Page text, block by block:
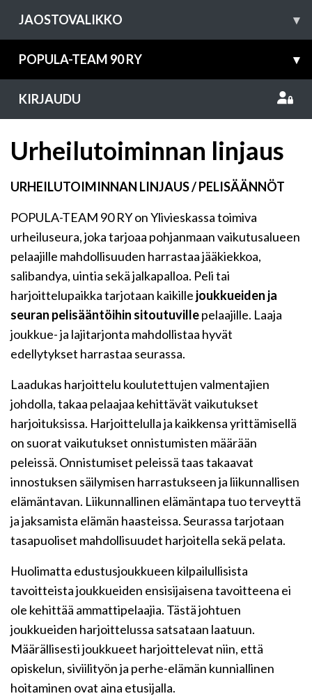
JAOSTOVALIKKO ▾
POPULA-TEAM 90 RY ▾
KIRJAUDU
Urheilutoiminnan linjaus
URHEILUTOIMINNAN LINJAUS / PELISÄÄNNÖT
POPULA-TEAM 90 RYon Ylivieskassa toimiva
urheiluseura, joka tarjoaa pohjanmaan vaikutusalueen
pelaajille mahdollisuuden harrastaa jääkiekkoa,
salibandya, uintia sekä jalkapalloa. Peli tai
harjoittelupaikka tarjotaan kaikille joukkueiden ja
seuran pelisääntöihin sitoutuvillepelaajille. Laaja
joukkue- ja lajitarjonta mahdollistaa hyvät
edellytykset harrastaa seurassa.
Laadukas harjoittelu koulutettujen valmentajien
johdolla, takaa pelaajaa kehittävät vaikutukset
harjoituksissa. Harjoittelulla ja kaikkensa yrittämisellä
on suorat vaikutukset onnistumisten määrään
peleissä. Onnistumiset peleissä taas takaavat
innostuksen säilymisen harrastukseen ja liikunnallisen
elämäntavan. Liikunnallinen elämäntapa tuo terveyttä
ja jaksamista elämän haasteissa. Seurassa tarjotaan
tasapuoliset mahdollisuudet harjoitella sekä pelata.
Huolimatta edustusjoukkueen kilpailullisista
tavoitteista joukkueiden ensisijaisena tavoitteena ei
ole kehittää ammattipelaajia. Tästä johtuen
joukkueiden harjoittelussa satsataan laatuun.
Määrällisesti joukkueet harjoittelevat niin, että
opiskelun, siviilityön ja perhe-elämän kunniallinen
hoitaminen ovat aina etusijalla.